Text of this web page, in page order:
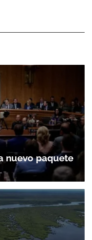
nuevo paquete